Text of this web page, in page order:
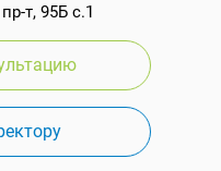
т, 95Б с.1